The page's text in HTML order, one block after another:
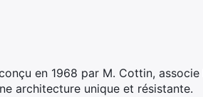
en 1968 par M. Cottin,
architecture unique et résistante.